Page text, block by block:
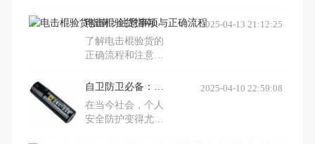
材。
雾等，强调合法使用
和自卫的重要性。
电击棍验货指南：注意事项与正确流程
了解电击棍验货的
正确流程和注意事
且安全。包括检查
货物一致性、产品
损坏情况，以及如
何高效完成验货过
2025-04-13 21:12:25
自卫防卫必备：白领户外防身电棍的选择与使用
在当今社会，个人
安全防护变得尤为
2025-04-10 22:59:08